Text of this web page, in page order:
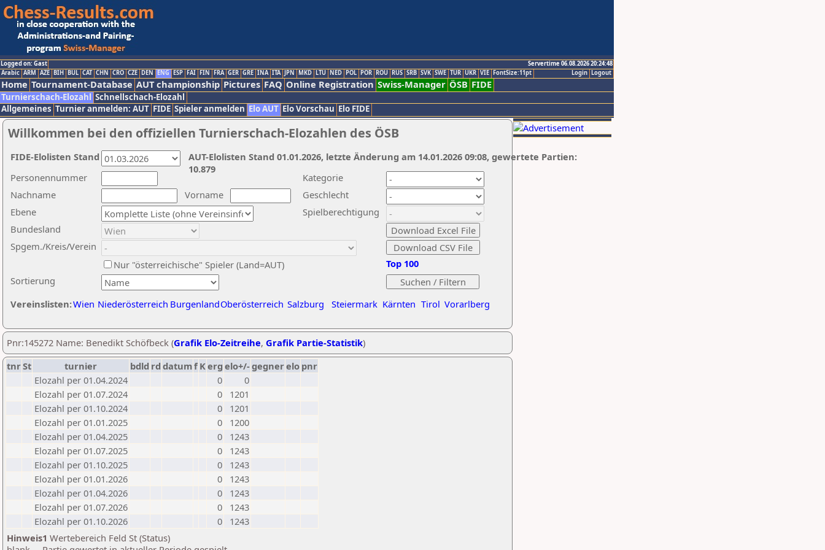
Logged on: Gast
Servertime 06.08.2026 20:24:48
Logout
Login
Arabic ARM AZE BIH BUL CAT CHN CRO CZE DEN ENG ESP FAI FIN FRA GER GRE INA ITA JPN MKD LTU NED POL POR ROU RUS SRB SVK SWE TUR UKR VIE FontSize:11pt
Home Tournament-Database AUT championship Pictures FAQ Online Registration Swiss-Manager ÖSB FIDE
Turnierschach-Elozahl Schnellschach-Elozahl
Allgemeines Turnier anmelden: AUT FIDE Spieler anmelden Elo AUT Elo Vorschau Elo FIDE
Willkommen bei den offiziellen Turnierschach-Elozahlen des ÖSB
Nachname
Vorname
Ebene
Kategorie
Sortierung
Personennummer
Bundesland
Spgem./Kreis/Verein
Geschlecht
Nur "österreichische" Spieler (Land=AUT)
Spielberechtigung
Vereinslisten:Wien Niederösterreich BurgenlandOberösterreich Salzburg Steiermark Kärnten Tirol Vorarlberg
Top 100
AUT-Elolisten Stand 01.01.2026, letzte Änderung am 14.01.2026 09:08, gewertete Partien:
10.879
FIDE-Elolisten Stand
Pnr:145272 Name: Benedikt Schöfbeck (Grafik Elo-Zeitreihe, Grafik Partie-Statistik)
tnrSt turnier bdld rd datumf Kerg elo+/-gegnerelo pnr
Elozahl per 01.04.2024
0
0
Elozahl per 01.07.2024
0
1201
Elozahl per 01.10.2024
0
1201
Elozahl per 01.01.2025
0
1200
Elozahl per 01.04.2025
0
1243
Elozahl per 01.07.2025
0
1243
Elozahl per 01.10.2025
0
1243
Elozahl per 01.01.2026
0
1243
Elozahl per 01.04.2026
0
1243
Elozahl per 01.07.2026
0
1243
Elozahl per 01.10.2026
0
1243
Hinweis1 Wertebereich Feld St (Status)